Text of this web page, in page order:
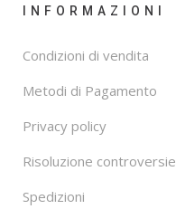
INFORMAZIONI
Condizioni di vendita
Metodi di Pagamento
Privacy policy
Risoluzione controversie
Spedizioni